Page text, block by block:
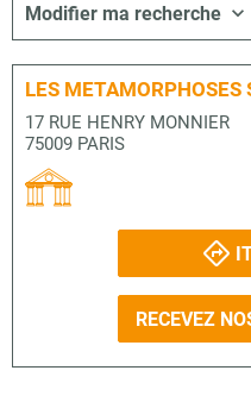
Modifier ma recherche
LES METAMORPHOSES
17 RUE HENRY MONNIER
75009 PARIS
RECEVEZ